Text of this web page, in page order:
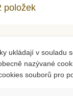
položek
ukládají v souladu
nazývané
souborů pro